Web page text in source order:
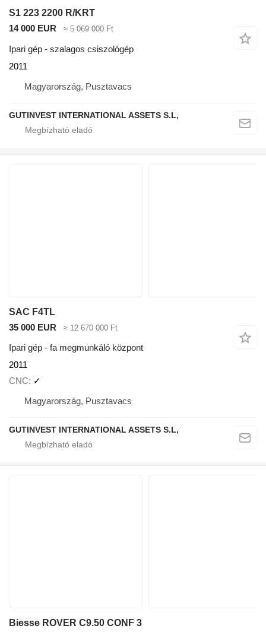
S1 223 2200 R/KRT
14 000 EUR
≈ 5 069 000 Ft
Ipari gép - szalagos csiszológép
2011
Magyarország, Pusztavacs
GUTINVEST INTERNATIONAL ASSETS S.L,
SAC F4TL
35 000 EUR
≈ 12 670 000 Ft
Ipari gép - fa megmunkáló központ
2011
CNC
✓
Magyarország, Pusztavacs
GUTINVEST INTERNATIONAL ASSETS S.L,
Biesse ROVER C9.50 CONF 3